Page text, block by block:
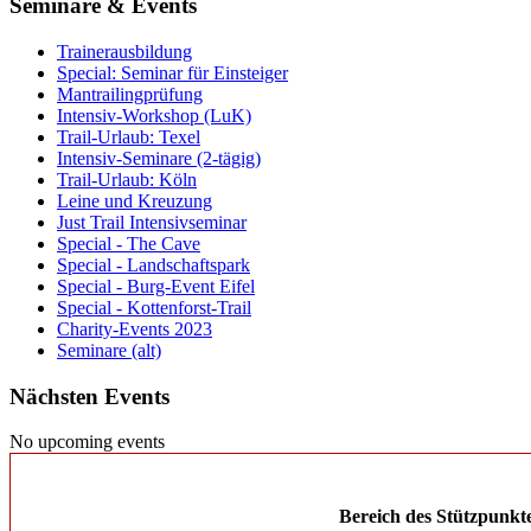
Seminare & Events
Trainerausbildung
Special: Seminar für Einsteiger
Mantrailingprüfung
Intensiv-Workshop (LuK)
Trail-Urlaub: Texel
Intensiv-Seminare (2-tägig)
Trail-Urlaub: Köln
Leine und Kreuzung
Just Trail Intensivseminar
Special - The Cave
Special - Landschaftspark
Special - Burg-Event Eifel
Special - Kottenforst-Trail
Charity-Events 2023
Seminare (alt)
Nächsten Events
No upcoming events
Bereich des